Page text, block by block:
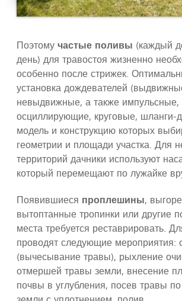
Поэтомучастые поливы (каждый
день) для травостоя жизненно
особенно после стрижек.
установка дождевателей
невыдвижные, а также импульсные,
осциллирующие, круговые, шланги-
модель и конструкцию которых
геометрии и площади участка. Для
территорий дачники используют
который перемещают по лужайке
Появившиеся проплешины,
вытоптанные тропинки или другие
места требуется реставрировать.
проводят следующие мероприятия:
(вычесывание травы), рыхление
отмершей травы земли, внесение
почвы в углубления, посев травы